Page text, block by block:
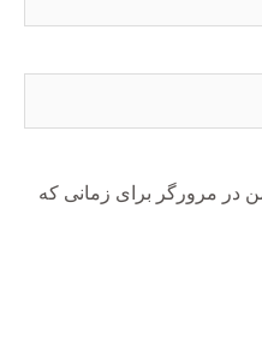
در مرورگر برای زمانی که